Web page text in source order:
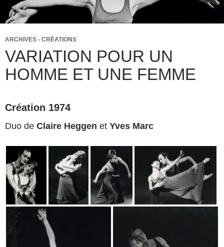
ARCHIVES - CRÉATIONS
VARIATION POUR UN
HOMME ET UNE FEMME
Création 1974
Duo de Claire Heggen et Yves Marc